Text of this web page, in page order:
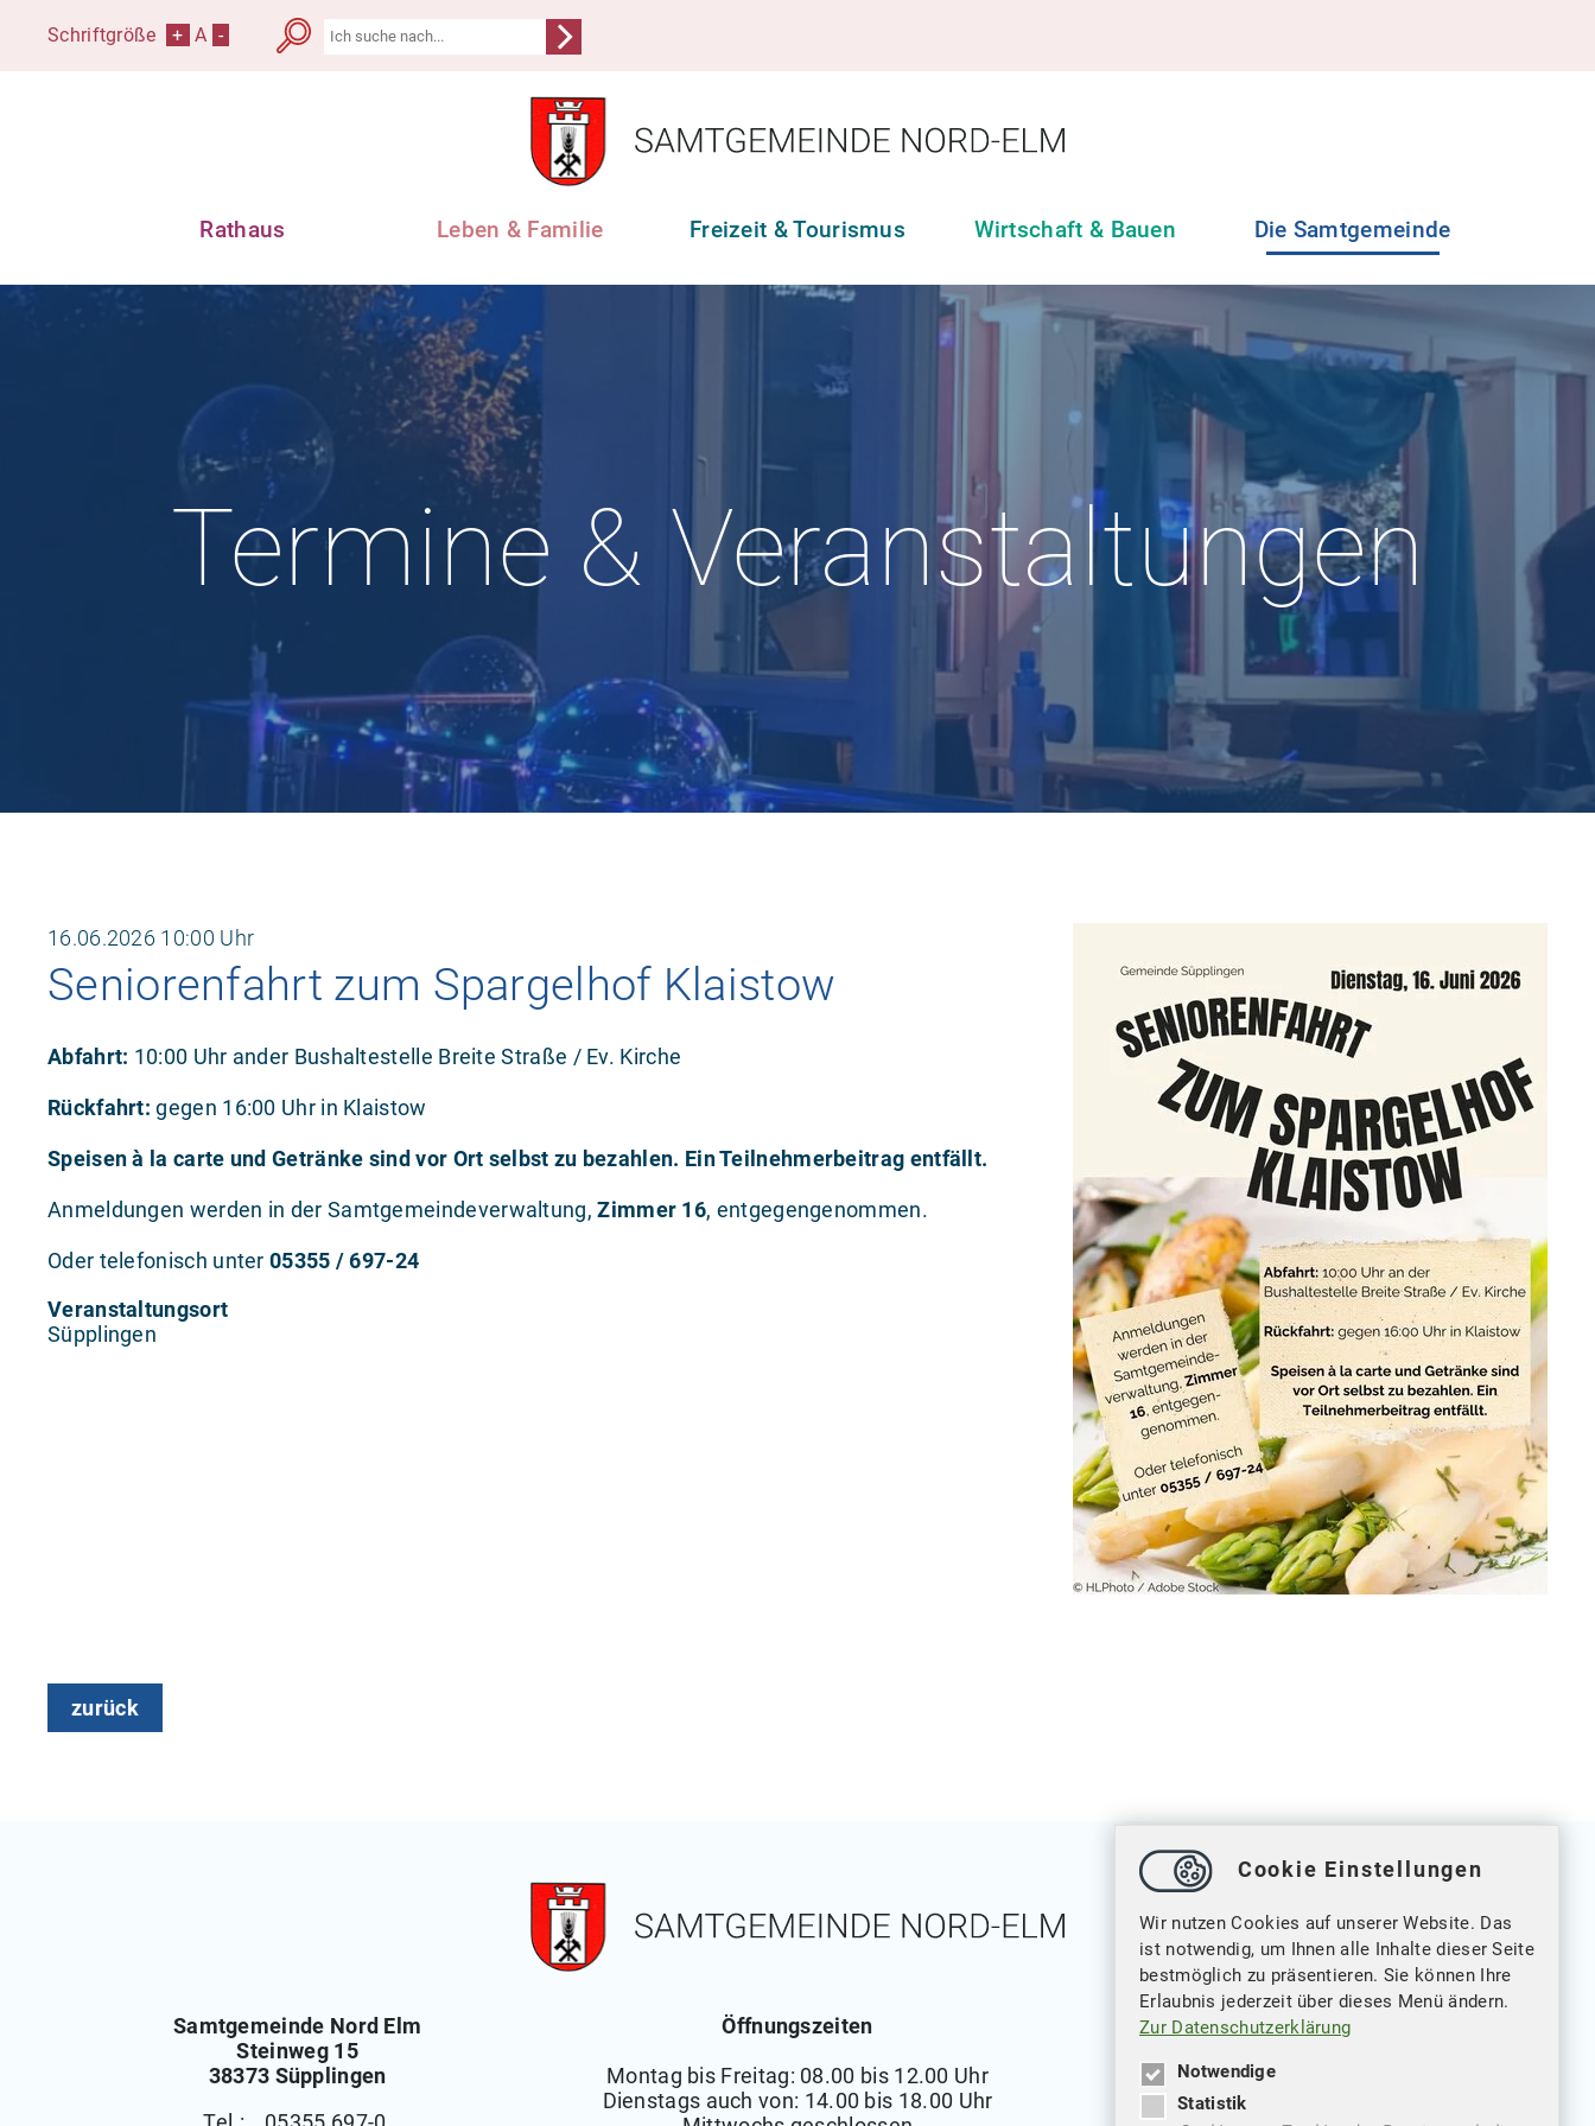
Schriftgröße + A -
Rathaus Leben & Familie Freizeit & Tourismus Wirtschaft & Bauen Die Samtgemeinde
Termine & Veranstaltungen
16.06.2026 10:00 Uhr
Seniorenfahrt zum Spargelhof Klaistow
Abfahrt: 10:00 Uhr ander Bushaltestelle Breite Straße / Ev. Kirche
Rückfahrt:gegen 16:00 Uhr in Klaistow
Speisen à la carte und Getränke sind vor Ort selbst zu bezahlen. Ein Teilnehmerbeitrag entfällt.
Anmeldungen werden in der Samtgemeindeverwaltung,Zimmer 16, entgegengenommen.
Oder telefonisch unter05355 / 697-24
Veranstaltungsort
Süpplingen
zurück
Samtgemeinde Nord Elm
Steinweg 15
38373 Süpplingen
Öffnungszeiten
Montag bis Freitag: 08.00 bis 12.00 Uhr
Dienstags auch von: 14.00 bis 18.00 Uhr
Weitere Verlinkungen
Datenschutz
Impressum
Cookie Einstellungen
Wir nutzen Cookies auf unserer Website. Das
ist notwendig, um Ihnen alle Inhalte dieser Seite
bestmöglich zu präsentieren. Sie können Ihre
Erlaubnis jederzeit über dieses Menü ändern.
Zur Datenschutzerklärung
Notwendige
Statistik